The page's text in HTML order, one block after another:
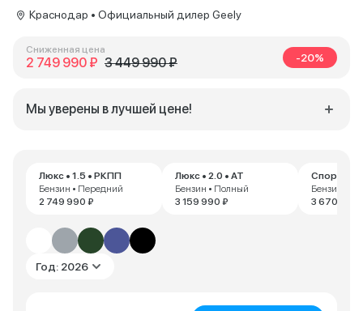
Люкс • 1.5 • РКПП
Бензин • Передний
2 749 990 ₽
Люкс • 2.0 • AT
Бензин • Полный
3 159 990 ₽
Спорт •
Бензин •
3 670 000
Год: 2026
Краснодар • Официальный дилер Geely
Сниженная цена
2 749 990 ₽ 3 449 990 ₽ -20%
Мы уверены в лучшей цене!